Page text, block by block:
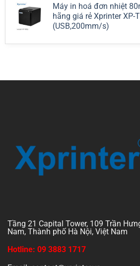
Máy in hoá đơn nhiệt
hãng giá rẻ Xprinter XP-
(USB,200mm/s)
Tầng 21 Capital Tower, 109 Trần
Nam, Thành phố Hà Nội, Việt Nam
Hotline: 09 3883 1717